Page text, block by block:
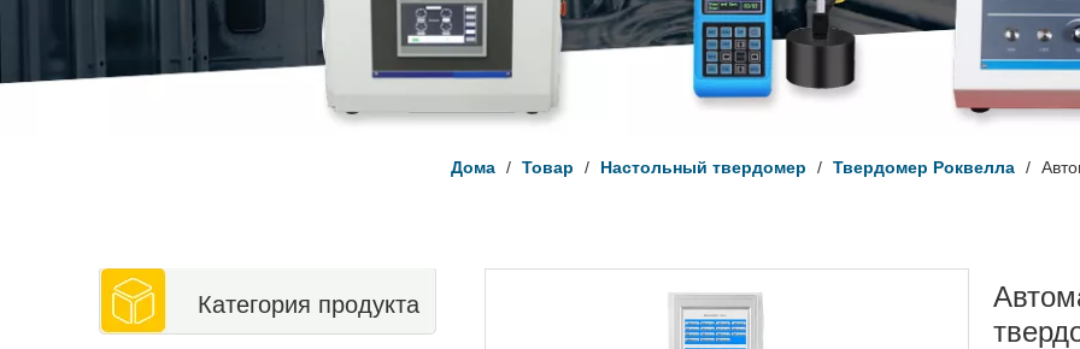
Дома / Товар / Настольный твердомер / Твердомер Роквелла /
Категория продукта